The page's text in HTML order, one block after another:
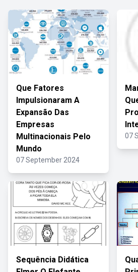
Que Fatores
Impulsionaram A
Expansão Das
Empresas
Multinacionais Pelo
Mundo
07 September 2024
07
Sequência Didática